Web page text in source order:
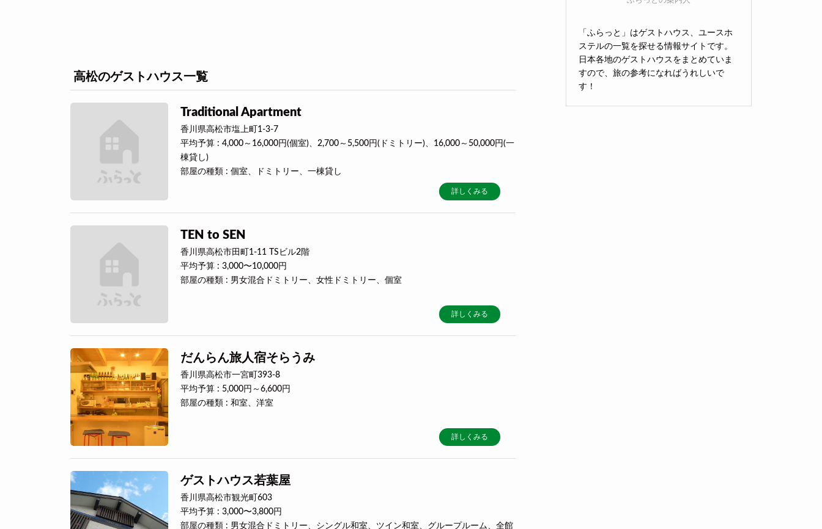
高松のゲストハウス一覧
Traditional Apartment
香川県高松市塩上町1-3-7
平均予算 : 4,000～16,000円(個室)、2,700～5,500円(ドミトリー)、16,000～50,000円(一
棟貸し)
部屋の種類 : 個室、ドミトリー、一棟貸し
詳しくみる
TEN to SEN
香川県高松市田町1-11 TSビル2階
平均予算 : 3,000〜10,000円
部屋の種類 : 男女混合ドミトリー、女性ドミトリー、個室
詳しくみる
だんらん旅人宿そらうみ
香川県高松市一宮町393-8
平均予算 : 5,000円～6,600円
部屋の種類 : 和室、洋室
詳しくみる
ゲストハウス若葉屋
香川県高松市観光町603
平均予算 : 3,000〜3,800円
部屋の種類 : 男女混合ドミトリー、シングル和室、ツイン和室、グループルーム、全館
「ふらっと」はゲストハウス、ユースホ
ステルの一覧を探せる情報サイトです。
日本各地のゲストハウスをまとめていま
すので、旅の参考になればうれしいで
す！